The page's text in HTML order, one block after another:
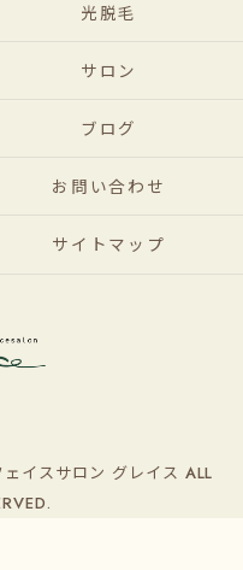
光脱毛
サロン
ブログ
お問い合わせ
サイトマップ
イスサロン グレイス ALL